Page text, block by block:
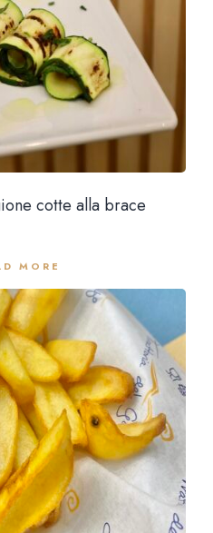
cotte alla brace
MORE
un
Via Santa Brigida, 56
– 15:30 | 19:00 –
Giorno di chiusura:
|